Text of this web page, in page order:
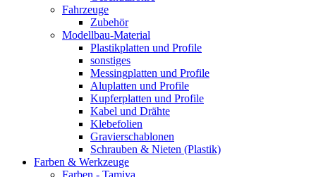
Fahrzeuge
Zubehör
Modellbau-Material
Plastikplatten und Profile
sonstiges
Messingplatten und Profile
Aluplatten und Profile
Kupferplatten und Profile
Kabel und Drähte
Klebefolien
Gravierschablonen
Schrauben & Nieten (Plastik)
Farben & Werkzeuge
Farben - Tamiya